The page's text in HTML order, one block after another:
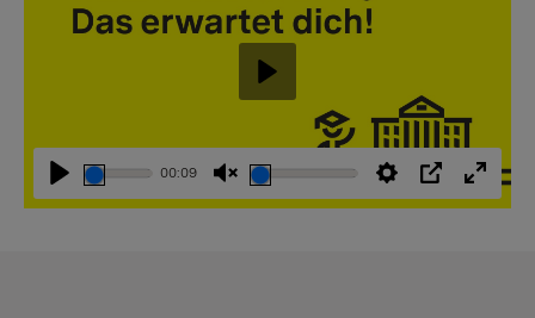
Abspielen
00:09
StummschaltungEinstellungen
PIP
Abspielen